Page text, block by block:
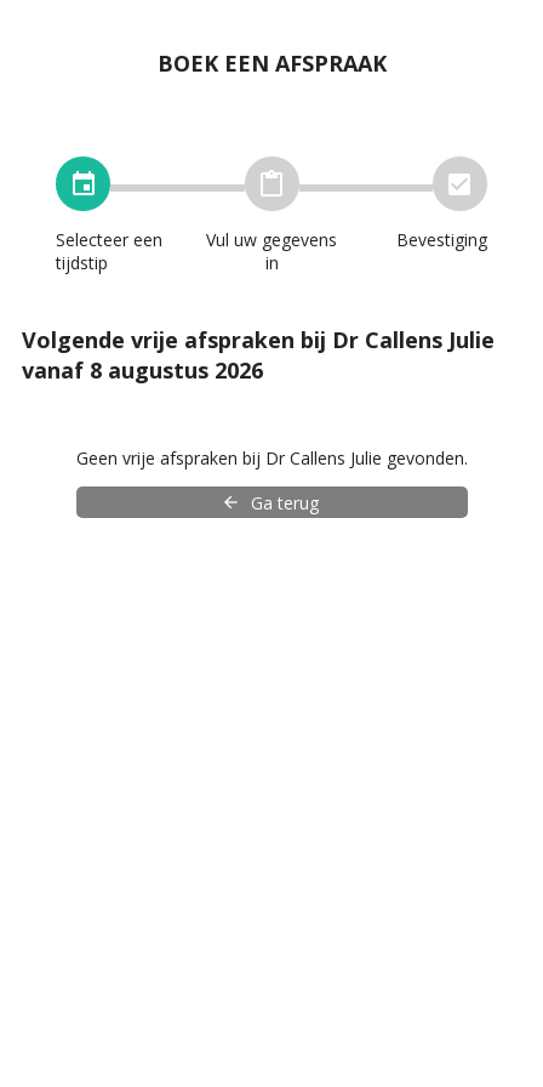
BOEK EEN AFSPRAAK
Selecteer een
tijdstip
Vul uw gegevens
in
Bevestiging
Volgende vrije afspraken bij Dr Callens Julie
vanaf 8 augustus 2026
Geen vrije afspraken bij Dr Callens Julie gevonden.
Ga terug